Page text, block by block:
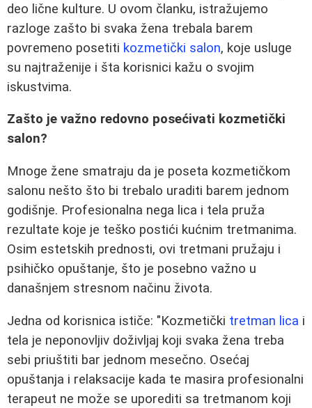
deo lične kulture. U ovom članku, istražujemo
razloge zašto bi svaka žena trebala barem
povremeno posetiti kozmetički salon, koje usluge
su najtraženije i šta korisnici kažu o svojim
iskustvima.
Zašto je važno redovno posećivati kozmetički
salon?
Mnoge žene smatraju da je poseta kozmetičkom
salonu nešto što bi trebalo uraditi barem jednom
godišnje. Profesionalna nega lica i tela pruža
rezultate koje je teško postići kućnim tretmanima.
Osim estetskih prednosti, ovi tretmani pružaju i
psihičko opuštanje, što je posebno važno u
današnjem stresnom načinu života.
Jedna od korisnica ističe: "Kozmetički tretman lica i
tela je neponovljiv doživljaj koji svaka žena treba
sebi priuštiti bar jednom mesečno. Osećaj
opuštanja i relaksacije kada te masira profesionalni
terapeut ne može se uporediti sa tretmanom koji